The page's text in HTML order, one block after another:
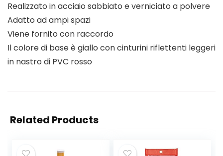
Realizzato in acciaio sabbiato e verniciato a polvere
Adatto ad ampi spazi
Viene fornito con raccordo
Il colore di base è giallo con cinturini riflettenti leggeri
in nastro di PVC rosso
Related Products